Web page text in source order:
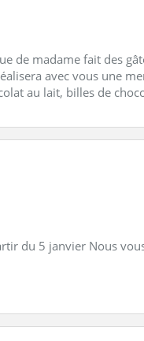
de madame fait des
avec vous une
au lait, billes de
du 5 janvier Nous